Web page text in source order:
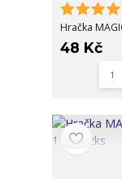
Hračka
48 Kč